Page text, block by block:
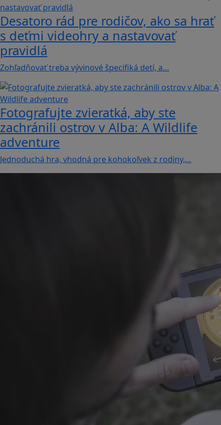
Desatoro rád pre rodičov, ako sa hrať
s deťmi videohry a nastavovať
pravidlá
Zohľadňovať treba vývinové špecifiká detí, a…
Fotografujte zvieratká, aby ste
zachránili ostrov v Alba: A Wildlife
adventure
Jednoduchá hra, vhodná pre kohokoľvek z rodiny,…